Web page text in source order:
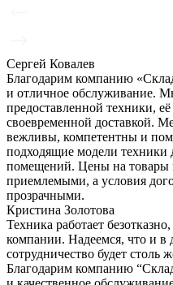
Сергей Ковалев
Благодарим компанию
и отличное обслуживание.
предоставленной техники,
своевременной доставкой.
вежливы, компетентны и
подходящие модели техники
помещений. Цены на товары
приемлемыми, а условия
прозрачными.
Кристина Золотова
Техника работает
компании. Надеемся, что и в
сотрудничество будет
Благодарим компанию